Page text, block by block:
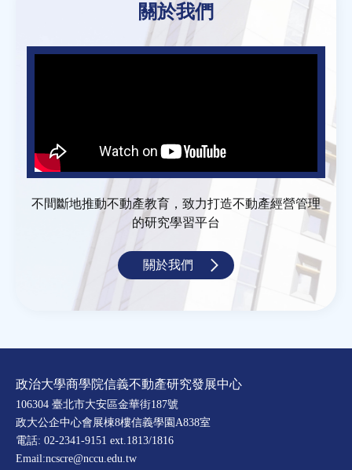
關於我們
不間斷地推動不動產教育，致力打造不動產經營管理
的研究學習平台
關於我們
政治大學商學院信義不動產研究發展中心
106304 臺北市大安區金華街187號
政大公企中心會展棟8樓信義學園A838室
電話: 02-2341-9151 ext.1813/1816
Email:ncscre@nccu.edu.tw